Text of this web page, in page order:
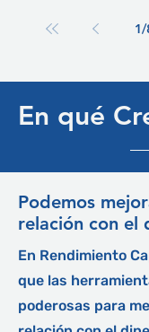
1/
En qué
Podemos
relación con el
En Rendimiento
que las
poderosas para